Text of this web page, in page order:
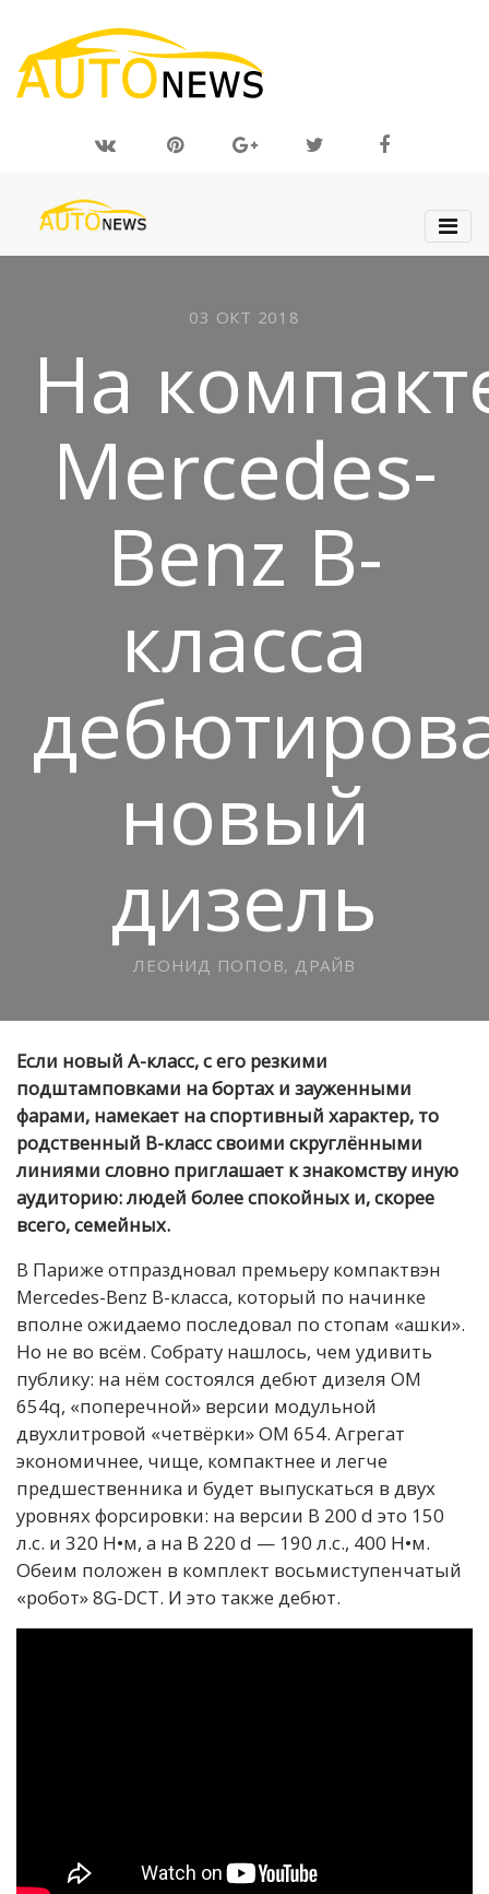
03 ОКТ 2018
На
Mercedes-
Benz B-
класса
новый
дизель
ЛЕОНИД ПОПОВ, ДРАЙВ
Если новый А-класс, с его резкими
подштамповками на бортах и зауженными
фарами, намекает на спортивный характер, то
родственный B-класс своими скруглёнными
линиями словно приглашает к знакомству иную
аудиторию: людей более спокойных и, скорее
всего, семейных.
В Париже отпраздновал премьеру компактвэн
Mercedes-Benz B-класса, который по начинке
вполне ожидаемо последовал по стопам «ашки».
Но не во всём. Собрату нашлось, чем удивить
публику: на нём состоялся дебют дизеля OM
654q, «поперечной» версии модульной
двухлитровой «четвёрки» OM 654. Агрегат
экономичнее, чище, компактнее и легче
предшественника и будет выпускаться в двух
уровнях форсировки: на версии B 200 d это 150
л.с. и 320 Н•м, а на B 220 d — 190 л.с., 400 Н•м.
Обеим положен в комплект восьмиступенчатый
«робот» 8G-DCT. И это также дебют.